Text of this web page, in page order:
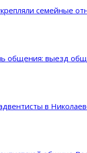
семейные
общения: выезд
в